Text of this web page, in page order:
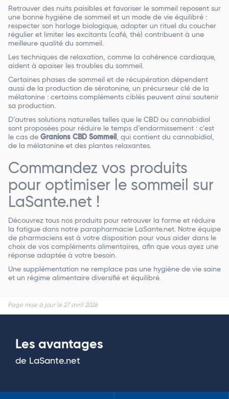
Retrouver des nuits paisibles et favoriser le sommeil reposent sur
une bonne hygiène de sommeil et un mode de vie équilibré :
respecter son horloge biologique, adopter un rituel du coucher
régulier et limiter les excitants (café, thé) contribuent à une
meilleure qualité du sommeil.
Les techniques de relaxation, comme la cohérence cardiaque,
aident à apaiser les troubles du sommeil.
Certaines phases de sommeil et de récupération dépendent
aussi de la production de sérotonine, un précurseur clé de la
mélatonine : certains compléments ciblés peuvent ainsi soutenir
sa production.
D’autres solutions naturelles telles que le CBD ou cannabidiol
sont proposées pour réduire le temps d’endormissement : c’est
le cas de Granions CBD Sommeil , qui contient du cannabidiol,
de la mélatonine et des plantes relaxantes.
Commandez vos produits
pour optimiser le sommeil sur
LaSante.net !
Découvrez tous nos produits pour retrouver la forme et réduire
la fatigue dans notre parapharmacie LaSante.net. Notre équipe
de pharmaciens est à votre disposition pour vous aider dans le
choix de vos compléments alimentaires, afin que vous ayez une
réponse adaptée à votre besoin.
Une supplémentation ne remplace pas une hygiène de vie saine
et un régime alimentaire diversifié et équilibré.
Page mise à jour le 27 avril 2026
Les avantages
de LaSante.net